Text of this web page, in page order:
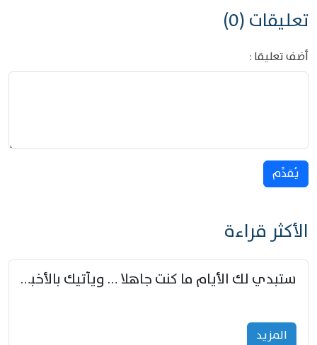
تعليقات (0)
أضف تعليقا :
يُقدِّم
الأكثر قراءة
ستبدي لك الأيام ما كنت جاهلا … ويأتيك بالأخبار من لم تزوّد
المزید